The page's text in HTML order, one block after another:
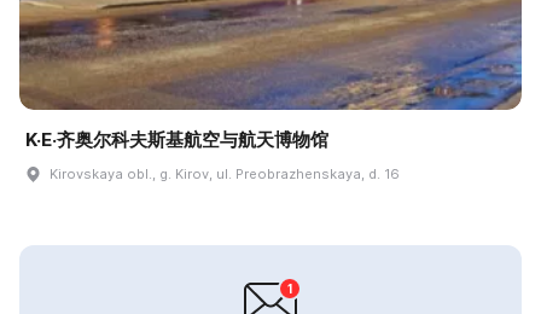
K·E·齐奥尔科夫斯基航空与航天博物馆
Kirovskaya obl., g. Kirov, ul. Preobrazhenskaya, d. 16